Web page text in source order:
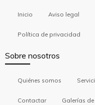
Inicio Aviso legal
Política de privacidad
Sobre nosotros
Quiénes somos
Contactar Galerías